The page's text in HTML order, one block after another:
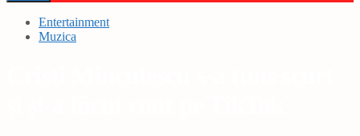
Entertainment
Muzica